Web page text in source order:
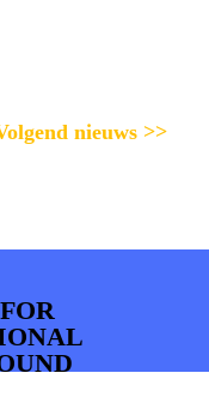
nieuws >>